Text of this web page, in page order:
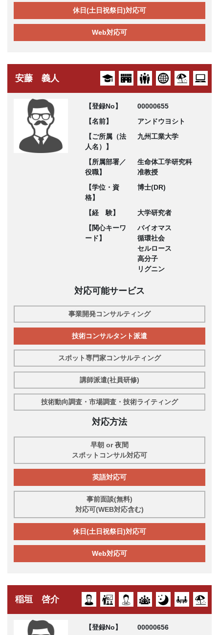
休日(土日祝祭日)対応可
Web対応可
安藤 義人
【登録No】
00000655
【名前】
アンドウヨシト
【ご所属（法
人名）】
九州工業大学
【所属部署／
役職】
生命体工学研究科
准教授
【学位・資
格】
博士(DR)
【経 験】
大学研究者
【関心キーワ
ード】
バイオマス
循環社会
セルロース
高分子
リグニン
対応可能サービス
事業開発コンサルティング
技術コンサルタント派遣
スポット専門家コンサルティング
講師派遣(社員研修)
技術動向調査・市場調査・技術ライティング
対応方法
早朝 or 夜間
スポットコンサル対応可
英語対応可
事前面談(無料)
対応可(WEB対応含む)
休日(土日祝祭日)対応可
Web対応可
稲垣 啓介
【登録No】
00000656